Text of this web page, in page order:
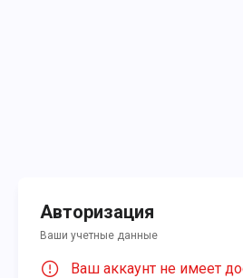
Авторизация
Ваши учетные данные
Ваш аккаунт не имеет